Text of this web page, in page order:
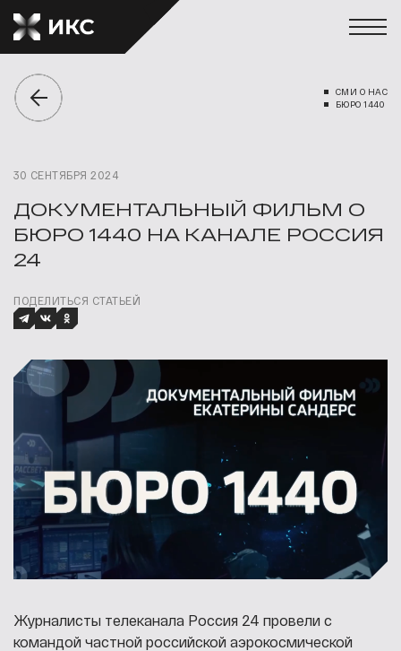
СМИ О НАС
БЮРО 1440
30 СЕНТЯБРЯ 2024
ДОКУМЕНТАЛЬНЫЙ ФИЛЬМ О
БЮРО 1440 НА КАНАЛЕ РОССИЯ
24
ПОДЕЛИТЬСЯ СТАТЬЕЙ
Журналисты телеканала Россия 24 провели с
командой частной российской аэрокосмической